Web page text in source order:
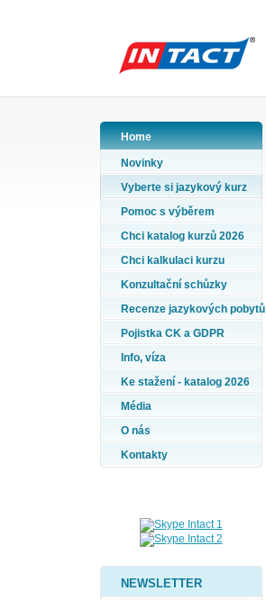
Home
Novinky
Vyberte si jazykový kurz
Pomoc s výběrem
Chci katalog kurzů 2026
Chci kalkulaci kurzu
Konzultační schůzky
Recenze jazykových pobytů
Pojistka CK a GDPR
Info, víza
Ke stažení - katalog 2026
Média
O nás
Kontakty
NEWSLETTER